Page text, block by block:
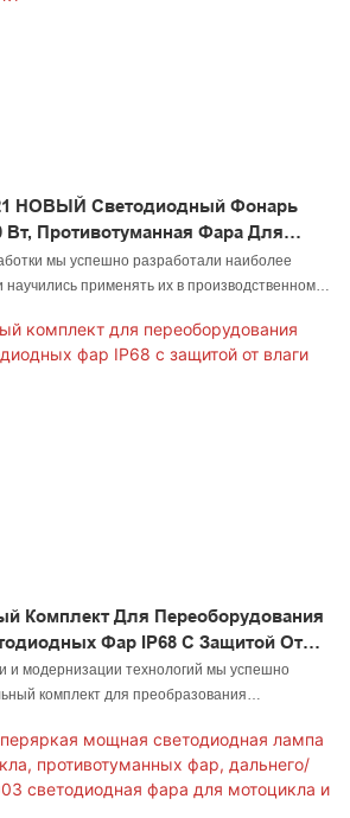
НОВЫЙ Светодиодный Фонарь
Противотуманная Фара Для
Светодиодный Фонарь
Света, Новый Продукт
мы успешно разработали наиболее
применять их в производственном
Комплект Для Переоборудования
Фар IP68 С Защитой От
и модернизации технологий мы успешно
комплект для преобразования
и обладающий выдающимися
Продукт получил высокую
в сфере автомобильного освещения.